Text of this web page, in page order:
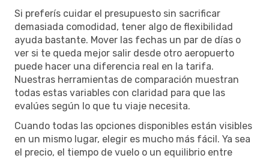
Si preferís cuidar el presupuesto sin sacrificar
demasiada comodidad, tener algo de flexibilidad
ayuda bastante. Mover las fechas un par de días o
ver si te queda mejor salir desde otro aeropuerto
puede hacer una diferencia real en la tarifa.
Nuestras herramientas de comparación muestran
todas estas variables con claridad para que las
evalúes según lo que tu viaje necesita.
Cuando todas las opciones disponibles están visibles
en un mismo lugar, elegir es mucho más fácil. Ya sea
el precio, el tiempo de vuelo o un equilibrio entre